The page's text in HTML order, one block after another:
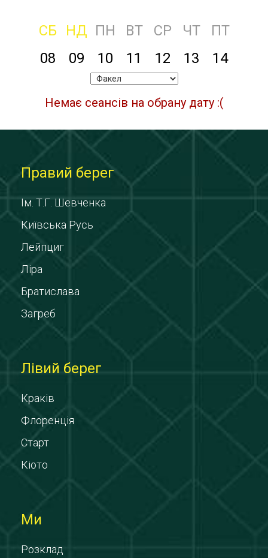
СБ НД ПН ВТ СР ЧТ
ПТ
08
09 10 11 12 13 14
Немає сеансів на обрану дату :(
Правий берег
Ім. Т.Г. Шевченка
Київська Русь
Лейпциг
Ліра
Братислава
Загреб
Лівий берег
Краків
Флоренція
Старт
Кіото
Ми
Розклад